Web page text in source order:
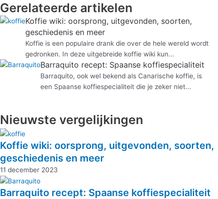
Gerelateerde artikelen
Koffie wiki: oorsprong, uitgevonden, soorten,
geschiedenis en meer
Koffie is een populaire drank die over de hele wereld wordt
gedronken. In deze uitgebreide koffie wiki kun...
Barraquito recept: Spaanse koffiespecialiteit
Barraquito, ook wel bekend als Canarische koffie, is
een Spaanse koffiespecialiteit die je zeker niet...
Nieuwste vergelijkingen
Koffie wiki: oorsprong, uitgevonden, soorten,
geschiedenis en meer
11 december 2023
Barraquito recept: Spaanse koffiespecialiteit